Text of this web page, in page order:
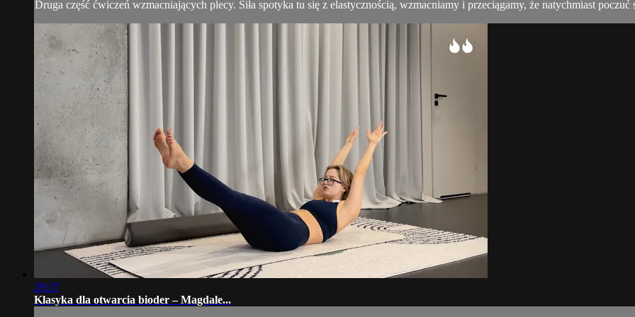
Druga część ćwiczeń wzmacniających plecy. Siła spotyka tu się z elastycznością, wzmacniamy i przeciągamy, że natychmiast
29:37
Klasyka dla otwarcia bioder – Magdale...